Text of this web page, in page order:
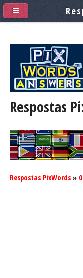
Respostas
Respostas PixWords »